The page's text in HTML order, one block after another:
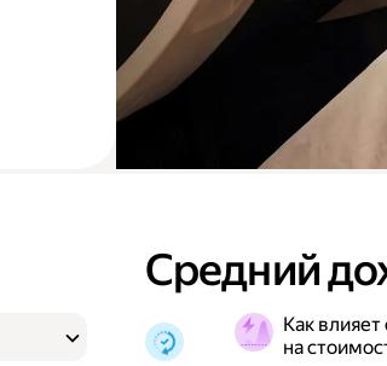
Средний
Как влияет
на